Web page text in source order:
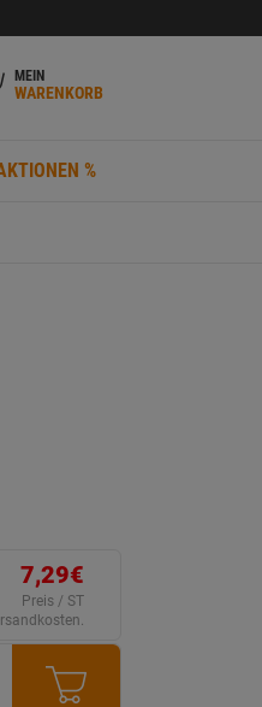
MEIN
WARENKORB
%
7,29€
Preis / ST